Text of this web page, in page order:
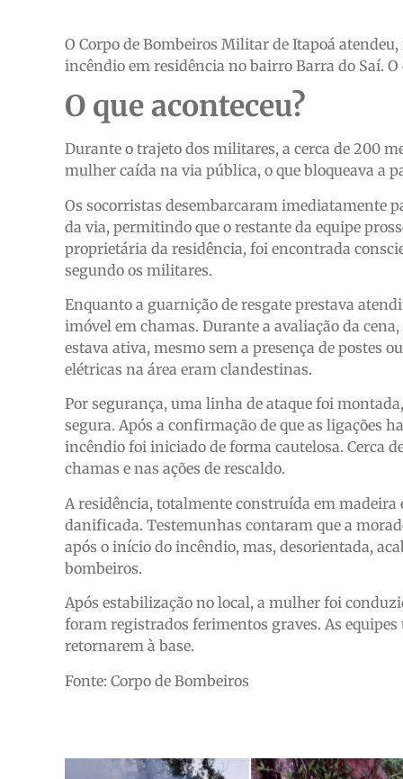
O Corpo de Bombeiros Militar de Itapoá
incêndio em residência no bairro Barra do Saí.
O que aconteceu?
Durante o trajeto dos militares, a cerca de 200
mulher caída na via pública, o que bloqueava a
Os socorristas desembarcaram imediatamente
da via, permitindo que o restante da equipe
proprietária da residência, foi encontrada
segundo os militares.
Enquanto a guarnição de resgate prestava
imóvel em chamas. Durante a avaliação da
estava ativa, mesmo sem a presença de postes
elétricas na área eram clandestinas.
Por segurança, uma linha de ataque foi
segura. Após a confirmação de que as ligações
incêndio foi iniciado de forma cautelosa. Cerca
chamas e nas ações de rescaldo.
A residência, totalmente construída em
danificada. Testemunhas contaram que a
após o início do incêndio, mas, desorientada,
bombeiros.
Após estabilização no local, a mulher foi
foram registrados ferimentos graves. As
retornarem à base.
Fonte: Corpo de Bombeiros